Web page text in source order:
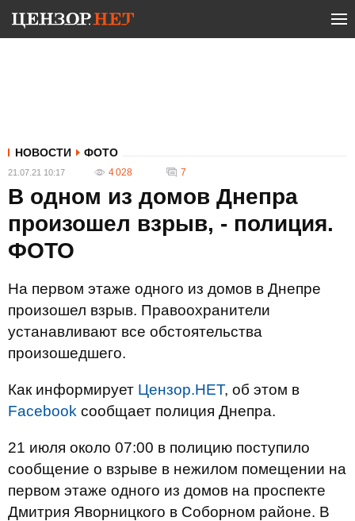
НОВОСТИ ФОТО
21.07.21 10:17 4 028 7
В одном из домов Днепра
произошел взрыв, - полиция.
ФОТО
На первом этаже одного из домов в Днепре
произошел взрыв. Правоохранители
устанавливают все обстоятельства
произошедшего.
Как информирует Цензор.НЕТ, об этом в
Facebook сообщает полиция Днепра.
21 июля около 07:00 в полицию поступило
сообщение о взрыве в нежилом помещении на
первом этаже одного из домов на проспекте
Дмитрия Яворницкого в Соборном районе. В